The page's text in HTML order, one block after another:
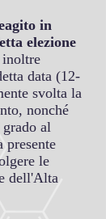
in
elezione
inoltre
data (12-
svolta la
nonché
al
presente
le
dell'Alta